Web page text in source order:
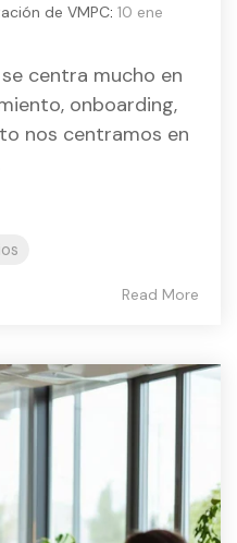
de VMPC: 10 ene
centra mucho en
onboarding,
nos centramos en
Read More